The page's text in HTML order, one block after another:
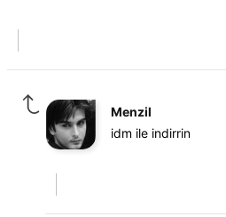
Menzil
idm ile indirrin